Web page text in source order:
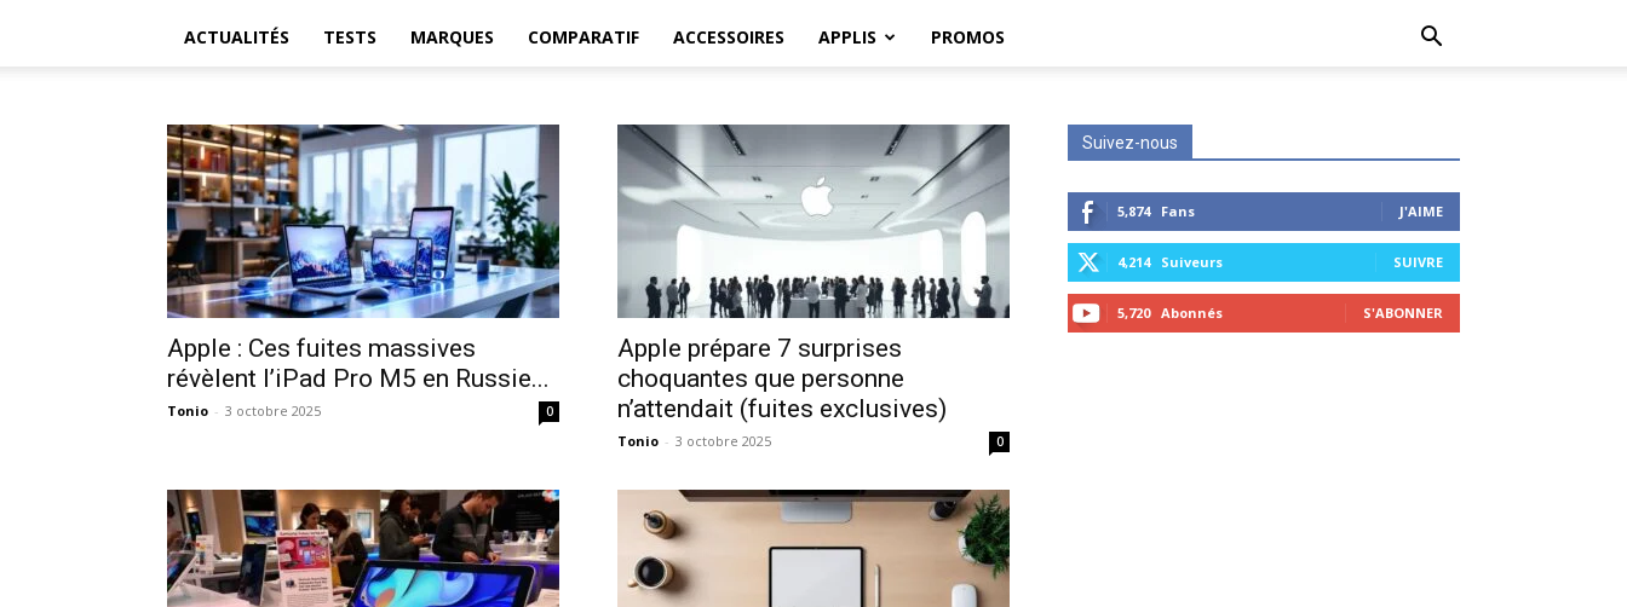
ACTUALITÉS TESTS MARQUES COMPARATIF ACCESSOIRES APPLIS PROMOS
Apple : Ces fuites massives
révèlent l’iPad Pro M5 en Russie...
Tonio - 3 octobre 2025 0
Apple prépare 7 surprises
choquantes que personne
n’attendait (fuites exclusives)
Tonio - 3 octobre 2025 0
Suivez-nous
5,874 Fans J'AIME
4,214 Suiveurs SUIVRE
5,720 Abonnés S'ABONNER